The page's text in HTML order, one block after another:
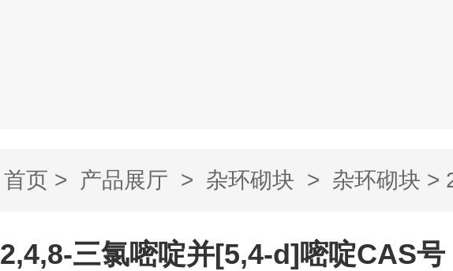
首页 > 产品展厅 > 杂环砌块 > 杂环砌块 >
嘧啶并[5,4-d]嘧啶C...
2,4,8-三氯嘧啶并[5,4-d]嘧啶CAS号